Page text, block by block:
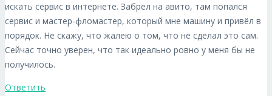
искать сервис в интернете. Забрел на aвито, там попался
сервис и мастер-фломастер, который мне машину и привёл в
порядок. Не скажу, что жалею о том, что не сделал это сам.
Сейчас точно уверен, что так идеально ровно у меня бы не
получилось.
Ответить